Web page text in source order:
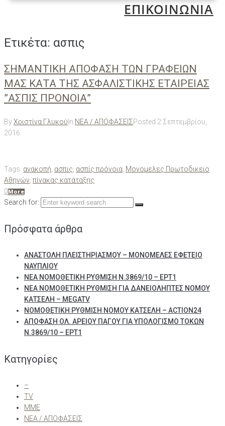
ΕΠΙΚΟΙΝΩΝΙΑ
Ετικέτα: ασπις
ΣΗΜΑΝΤΙΚΗ ΑΠΟΦΑΣΗ ΤΩΝ ΓΡΑΦΕΙΩΝ
ΜΑΣ ΚΑΤΑ ΤΗΣ ΑΣΦΑΛΙΣΤΙΚΗΣ ΕΤΑΙΡΕΙΑΣ
”ΑΣΠΙΣ ΠΡΟΝΟΙΑ”
ByΧριστίνα Γλυκού In ΝΕΑ / ΑΠΟΦΑΣΕΙΣPosted 2 Σεπτεμβρίου,
2016
Tags: ανακοπή ασπις ασπίς πρόνοια Μονομελες Πρωτοδικειο
Αθηνών πίνακας κατάταξης
0 More
Search for:
Πρόσφατα άρθρα
ΑΝΑΣΤΟΛΗ ΠΛΕΙΣΤΗΡΙΑΣΜΟΥ – ΜΟΝΟΜΕΛΕΣ ΕΦΕΤΕΙΟ
ΝΑΥΠΛΙΟΥ
ΝΕΑ ΝΟΜΟΘΕΤΙΚΗ ΡΥΘΜΙΣΗ Ν.3869/10 – ΕΡΤ1
ΝΕΑ ΝΟΜΟΘΕΤΙΚΗ ΡΥΘΜΙΣΗ ΓΙΑ ΔΑΝΕΙΟΛΗΠΤΕΣ ΝΟΜΟΥ
ΚΑΤΣΕΛΗ – MEGATV
ΝΟΜΟΘΕΤΙΚΗ ΡΥΘΜΙΣΗ ΝΟΜΟΥ ΚΑΤΣΕΛΗ – ACTION24
ΑΠΟΦΑΣΗ ΟΛ. ΑΡΕΙΟΥ ΠΑΓΟΥ ΓΙΑ ΥΠΟΛΟΓΙΣΜΟ ΤΟΚΩΝ
Ν.3869/10 – ΕΡΤ1
Kατηγορίες
–
TV
ΜΜΕ
ΝΕΑ / ΑΠΟΦΑΣΕΙΣ